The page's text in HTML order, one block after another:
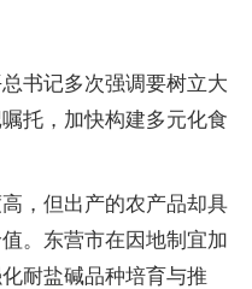
书记多次强调要树立大
托，加快构建多元化食
，但出产的农产品却具
。东营市在因地制宜加
耐盐碱品种培育与推